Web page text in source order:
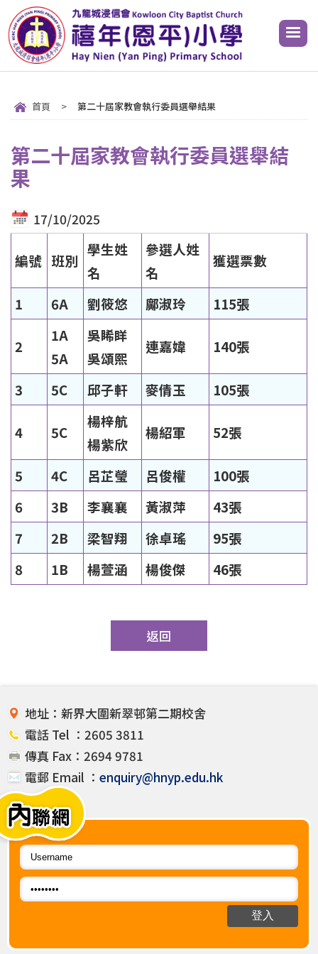
首頁 > 第二十屆家教會執行委員選舉結果
第二十屆家教會執行委員選舉結
果
17/10/2025
編號 班別
學生姓
名
參選人姓
名
獲選票數
1 6A 劉筱悠 鄺淑玲 115張
2
1A
5A
吳睎眻
吳頌熙
連嘉媁 140張
3 5C 邱子軒 麥倩玉 105張
4 5C
楊梓航
楊紫欣
楊紹軍 52張
5 4C 呂芷瑩 呂俊權
100張
6
3B 李襄襄 黃淑萍
43張
7
2B 梁智翔 徐卓瑤
95張
8
1B 楊萱涵 楊俊傑 46張
返回
地址：新界大圍新翠邨第二期校舍
電話 Tel ：2605 3811
傳真 Fax：2694 9781
電郵 Email ： enquiry@hnyp.edu.hk